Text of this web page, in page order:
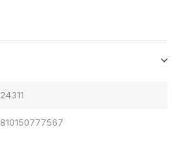
24311
810150777567